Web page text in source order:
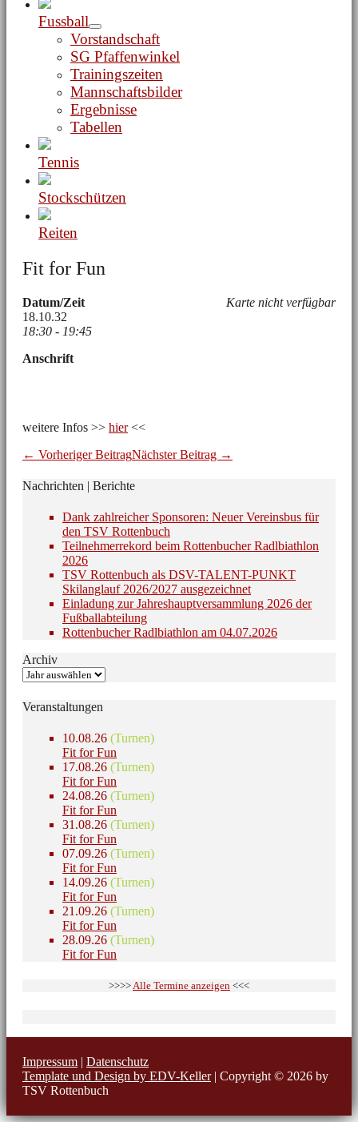
Fussball
Menü-
Schalter
Vorstandschaft
SG Pfaffenwinkel
Trainingszeiten
Mannschaftsbilder
Ergebnisse
Tabellen
Tennis
Stockschützen
Reiten
Fit for Fun
Karte nicht verfügbar
Datum/Zeit
18.10.32
18:30 - 19:45
Anschrift
weitere Infos >> hier<<
Beitragsnavigation
← Vorheriger BeitragNächster Beitrag →
Nachrichten | Berichte
Dank zahlreicher Sponsoren: Neuer Vereinsbus für
den TSV Rottenbuch
Teilnehmerrekord beim Rottenbucher Radlbiathlon
2026
TSV Rottenbuch als DSV-TALENT-PUNKT
Skilanglauf 2026/2027 ausgezeichnet
Einladung zur Jahreshauptversammlung 2026 der
Fußballabteilung
Rottenbucher Radlbiathlon am 04.07.2026
Archiv
Veranstaltungen
10.08.26 (Turnen)
Fit for Fun
17.08.26 (Turnen)
Fit for Fun
24.08.26 (Turnen)
Fit for Fun
31.08.26 (Turnen)
Fit for Fun
07.09.26 (Turnen)
Fit for Fun
14.09.26 (Turnen)
Fit for Fun
21.09.26 (Turnen)
Fit for Fun
28.09.26 (Turnen)
Fit for Fun
>>>>Alle Termine anzeigen <<<
Impressum | Datenschutz
Template und Design by EDV-Keller| Copyright © 2026 by
TSV Rottenbuch